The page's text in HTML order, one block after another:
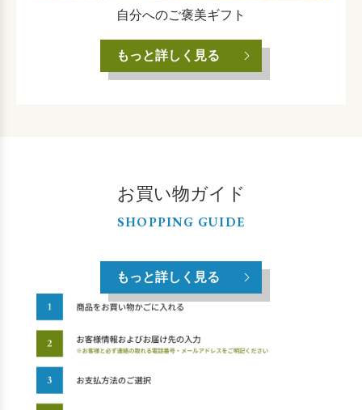
自分へのご褒美ギフト
もっと詳しく見る
お買い物ガイド
SHOPPING GUIDE
もっと詳しく見る